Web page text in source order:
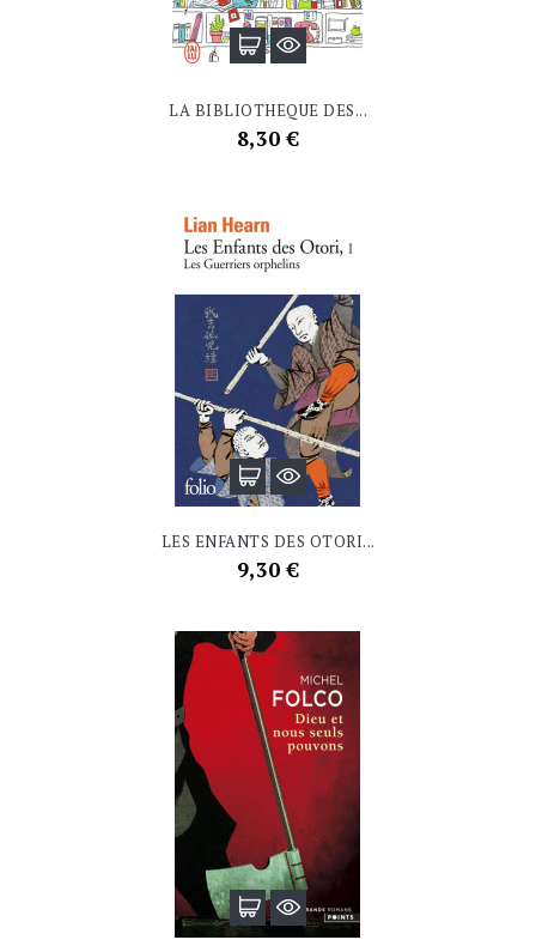
LA BIBLIOTHEQUE DES...
Prix
8,30 €
LES ENFANTS DES OTORI...
Prix
9,30 €